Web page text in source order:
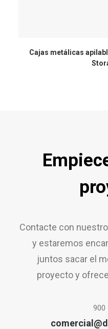
Cajas metálicas
Contacte con
y estaremos
juntos sacar el
proyecto y
900